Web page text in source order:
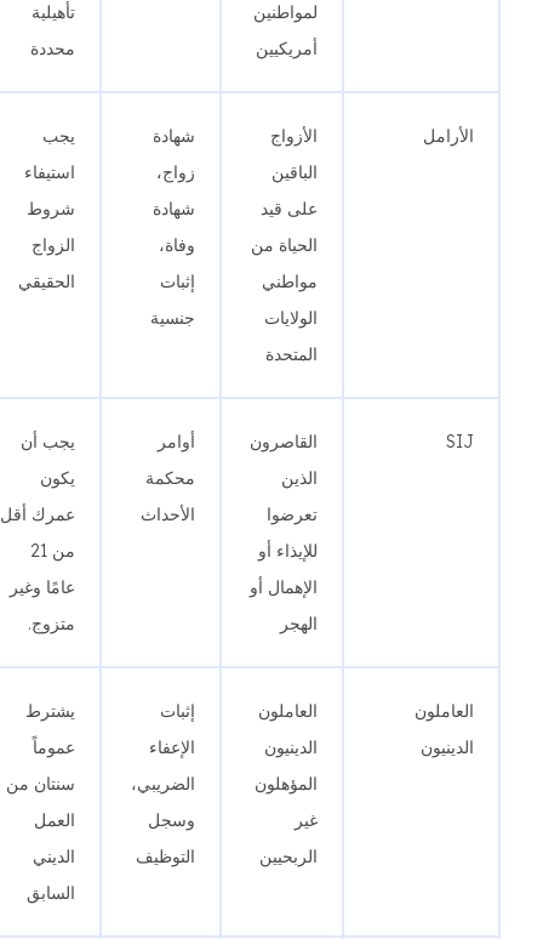
لمواطنين
أمريكيين
تأهيلية
محددة
الأرامل
الأزواج
الباقين
على قيد
الحياة من
مواطني
الولايات
المتحدة
شهادة
زواج،
شهادة
وفاة،
إثبات
جنسية
يجب
استيفاء
شروط
الزواج
الحقيقي
القاصرون
الذين
تعرضوا
للإيذاء أو
الإهمال أو
الهجر
أوامر
محكمة
الأحداث
يجب أن
يكون
عمرك أقل
من 21
عامًا وغير
متزوج.
العاملون
الدينيون
العاملون
الدينيون
المؤهلون
الربحيين
إثبات
الإعفاء
الضريبي،
وسجل
التوظيف
يشترط
عموماً
سنتان من
العمل
الديني
السابق